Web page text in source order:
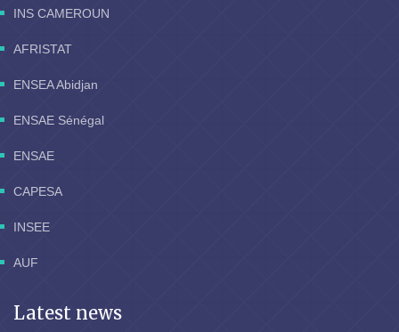
INS CAMEROUN
AFRISTAT
ENSEA Abidjan
ENSAE Sénégal
ENSAE
CAPESA
INSEE
AUF
Latest news